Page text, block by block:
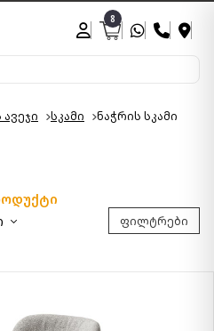
8
სკამი ნაჭრის სკამი
ფილტრები